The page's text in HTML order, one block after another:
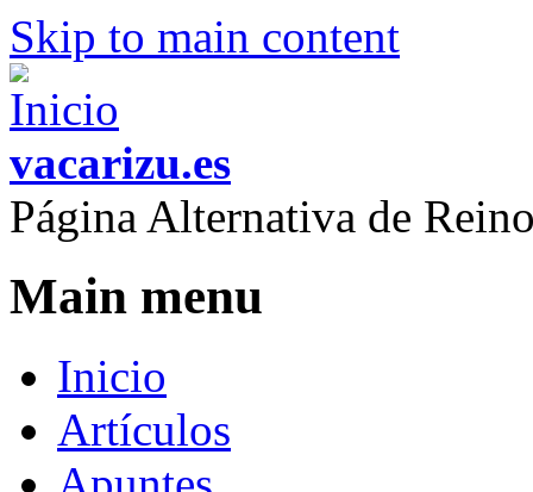
Skip to main content
vacarizu.es
Página Alternativa de
Main menu
Inicio
Artículos